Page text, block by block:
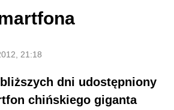
21:18
dni udostępniony
chińskiego giganta